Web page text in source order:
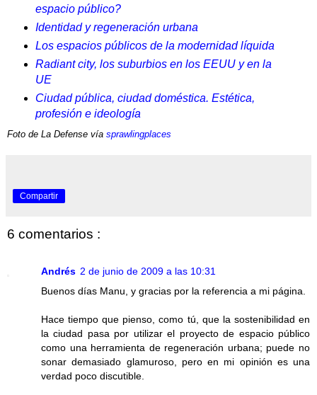
espacio público?
Identidad y regeneración urbana
Los espacios públicos de la modernidad líquida
Radiant city, los suburbios en los EEUU y en la
UE
Ciudad pública, ciudad doméstica. Estética,
profesión e ideología
Foto de La Defense vía sprawlingplaces
Compartir
6 comentarios :
Andrés 2 de junio de 2009 a las 10:31
Buenos días Manu, y gracias por la referencia a mi página.
Hace tiempo que pienso, como tú, que la sostenibilidad en
la ciudad pasa por utilizar el proyecto de espacio público
como una herramienta de regeneración urbana; puede no
sonar demasiado glamuroso, pero en mi opinión es una
verdad poco discutible.